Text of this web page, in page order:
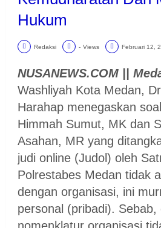
Hukum
Redaksi - Views Februari 12,
NUSANEWS.COM ||
Washliyah Kota Medan,
Harahap menegaskan
Himmah Sumut, MK dan
Asahan, MR yang
judi online (Judol) oleh
Polrestabes Medan tidak
dengan organisasi, ini
personal (pribadi). Sebab,